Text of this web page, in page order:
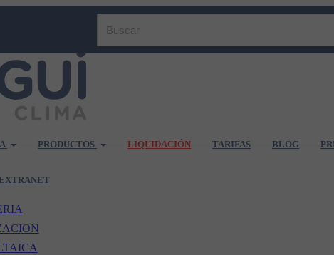
PRODUCTOS LIQUIDACIÓN TARIFAS BLOG
EXTRANET